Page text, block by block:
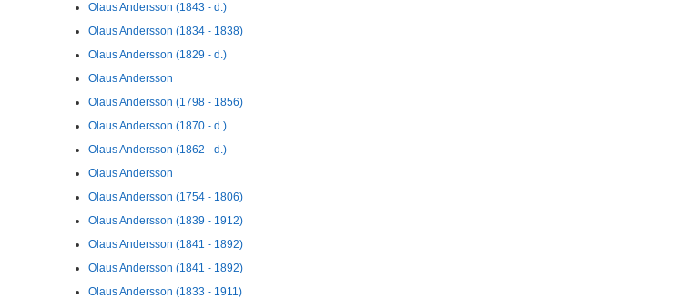
Olaus Andersson (1843 - d.)
Olaus Andersson (1834 - 1838)
Olaus Andersson (1829 - d.)
Olaus Andersson
Olaus Andersson (1798 - 1856)
Olaus Andersson (1870 - d.)
Olaus Andersson (1862 - d.)
Olaus Andersson
Olaus Andersson (1754 - 1806)
Olaus Andersson (1839 - 1912)
Olaus Andersson (1841 - 1892)
Olaus Andersson (1841 - 1892)
Olaus Andersson (1833 - 1911)